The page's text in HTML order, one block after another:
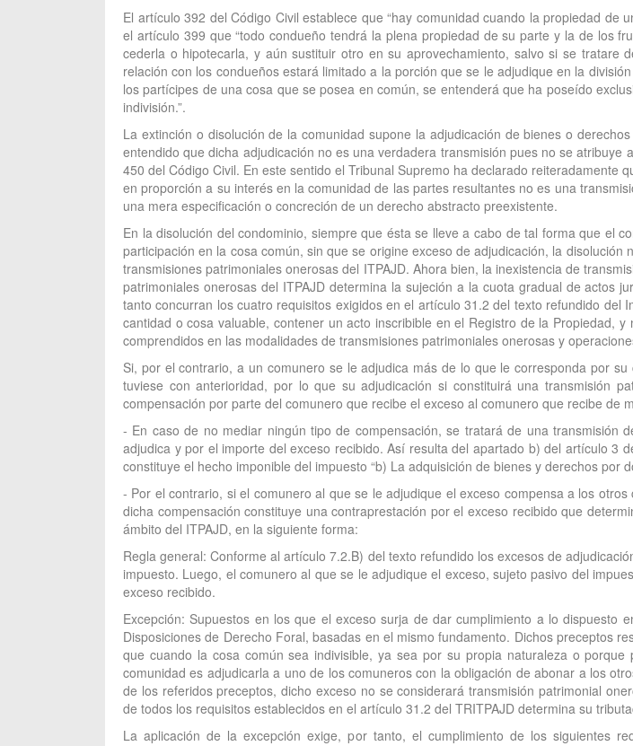
El artículo 392 del Código Civil establece que “hay comunidad cuando la propiedad
el artículo 399 que “todo condueño tendrá la plena propiedad de su parte y la de los
cederla o hipotecarla, y aún sustituir otro en su aprovechamiento, salvo si se
relación con los condueños estará limitado a la porción que se le adjudique en la
los partícipes de una cosa que se posea en común, se entenderá que ha poseído
indivisión.”.
La extinción o disolución de la comunidad supone la adjudicación de bienes o
entendido que dicha adjudicación no es una verdadera transmisión pues no se
450 del Código Civil. En este sentido el Tribunal Supremo ha declarado reiteradamente
en proporción a su interés en la comunidad de las partes resultantes no es una
una mera especificación o concreción de un derecho abstracto preexistente.
En la disolución del condominio, siempre que ésta se lleve a cabo de tal forma que el
participación en la cosa común, sin que se origine exceso de adjudicación, la
transmisiones patrimoniales onerosas del ITPAJD. Ahora bien, la inexistencia de
patrimoniales onerosas del ITPAJD determina la sujeción a la cuota gradual de actos
tanto concurran los cuatro requisitos exigidos en el artículo 31.2 del texto refundido
cantidad o cosa valuable, contener un acto inscribible en el Registro de la Propiedad,
comprendidos en las modalidades de transmisiones patrimoniales onerosas y
Si, por el contrario, a un comunero se le adjudica más de lo que le corresponda por
tuviese con anterioridad, por lo que su adjudicación si constituirá una transmisión
compensación por parte del comunero que recibe el exceso al comunero que recibe de
- En caso de no mediar ningún tipo de compensación, se tratará de una
adjudica y por el importe del exceso recibido. Así resulta del apartado b) del artículo 3
constituye el hecho imponible del impuesto “b) La adquisición de bienes y derechos por
- Por el contrario, si el comunero al que se le adjudique el exceso compensa a los
dicha compensación constituye una contraprestación por el exceso recibido que
ámbito del ITPAJD, en la siguiente forma:
Regla general: Conforme al artículo 7.2.B) del texto refundido los excesos de
impuesto. Luego, el comunero al que se le adjudique el exceso, sujeto pasivo del
exceso recibido.
Excepción: Supuestos en los que el exceso surja de dar cumplimiento a lo
Disposiciones de Derecho Foral, basadas en el mismo fundamento. Dichos preceptos
que cuando la cosa común sea indivisible, ya sea por su propia naturaleza o
comunidad es adjudicarla a uno de los comuneros con la obligación de abonar a los
de los referidos preceptos, dicho exceso no se considerará transmisión patrimonial
de todos los requisitos establecidos en el artículo 31.2 del TRITPAJD determina su
La aplicación de la excepción exige, por tanto, el cumplimiento de los siguientes